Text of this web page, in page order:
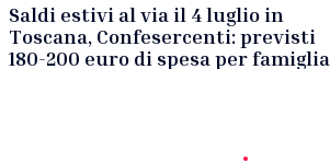
Saldi estivi al via il 4 luglio in
Toscana, Confesercenti: previsti
180-200 euro di spesa per famiglia